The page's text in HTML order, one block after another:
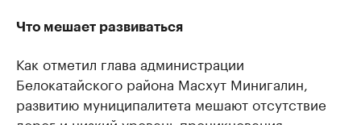
Что мешает развиваться
Как отметил глава администрации
Белокатайского района Масхут Минигалин,
развитию муниципалитета мешают отсутствие